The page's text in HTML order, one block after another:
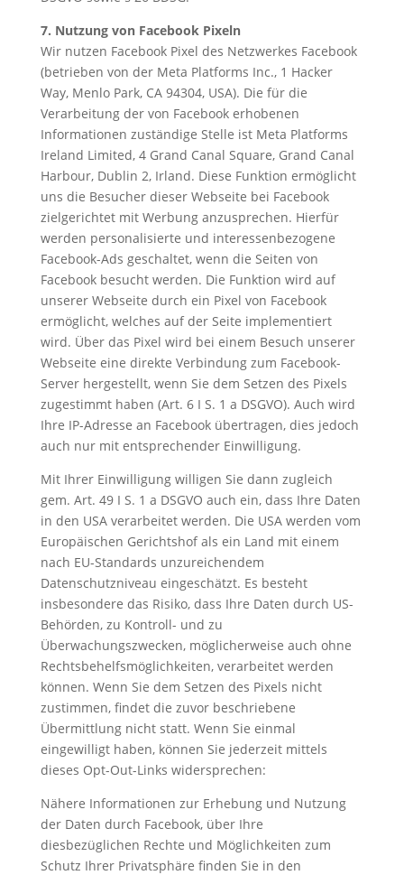
7. Nutzung von Facebook Pixeln
Wir nutzen Facebook Pixel des Netzwerkes Facebook
(betrieben von der Meta Platforms Inc., 1 Hacker
Way, Menlo Park, CA 94304, USA). Die für die
Verarbeitung der von Facebook erhobenen
Informationen zuständige Stelle ist Meta Platforms
Ireland Limited, 4 Grand Canal Square, Grand Canal
Harbour, Dublin 2, Irland. Diese Funktion ermöglicht
uns die Besucher dieser Webseite bei Facebook
zielgerichtet mit Werbung anzusprechen. Hierfür
werden personalisierte und interessenbezogene
Facebook-Ads geschaltet, wenn die Seiten von
Facebook besucht werden. Die Funktion wird auf
unserer Webseite durch ein Pixel von Facebook
ermöglicht, welches auf der Seite implementiert
wird. Über das Pixel wird bei einem Besuch unserer
Webseite eine direkte Verbindung zum Facebook-
Server hergestellt, wenn Sie dem Setzen des Pixels
zugestimmt haben (Art. 6 I S. 1 a DSGVO). Auch wird
Ihre IP-Adresse an Facebook übertragen, dies jedoch
auch nur mit entsprechender Einwilligung.
Mit Ihrer Einwilligung willigen Sie dann zugleich
gem. Art. 49 I S. 1 a DSGVO auch ein, dass Ihre Daten
in den USA verarbeitet werden. Die USA werden vom
Europäischen Gerichtshof als ein Land mit einem
nach EU-Standards unzureichendem
Datenschutzniveau eingeschätzt. Es besteht
insbesondere das Risiko, dass Ihre Daten durch US-
Behörden, zu Kontroll- und zu
Überwachungszwecken, möglicherweise auch ohne
Rechtsbehelfsmöglichkeiten, verarbeitet werden
können. Wenn Sie dem Setzen des Pixels nicht
zustimmen, findet die zuvor beschriebene
Übermittlung nicht statt. Wenn Sie einmal
eingewilligt haben, können Sie jederzeit mittels
dieses Opt-Out-Links widersprechen:
Nähere Informationen zur Erhebung und Nutzung
der Daten durch Facebook, über Ihre
diesbezüglichen Rechte und Möglichkeiten zum
Schutz Ihrer Privatsphäre finden Sie in den